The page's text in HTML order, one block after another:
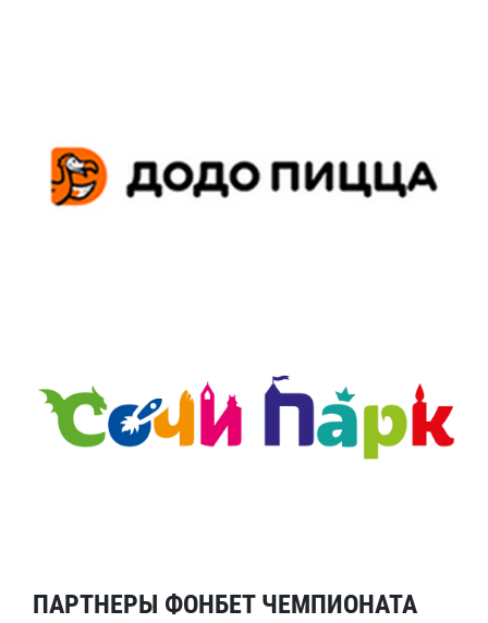
ПАРТНЕРЫ ФОНБЕТ ЧЕМПИОНАТА